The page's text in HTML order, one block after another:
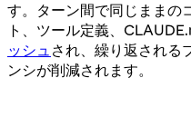
す。ターン間で同じままの
ト、ツール定義、
ッシュ され、繰り返される
ンシが削減されます。